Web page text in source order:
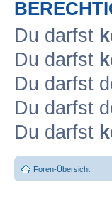
Du darfst
Du darfst
Du darfst
Du darfst
Du darfst
Foren-Übersicht